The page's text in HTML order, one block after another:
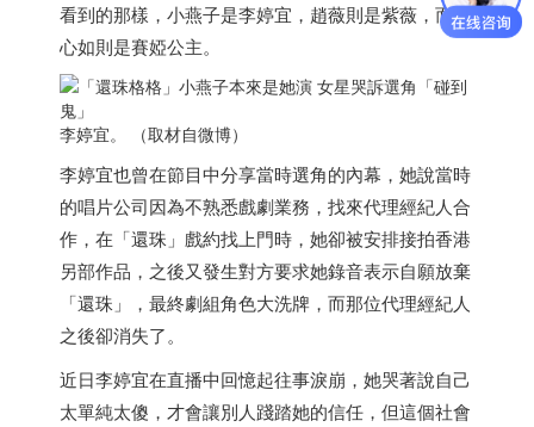
看到的那樣，小燕子是李婷宜，趙薇則是紫薇，而林
心如則是賽婭公主。
李婷宜。 （取材自微博）
李婷宜也曾在節目中分享當時選角的內幕，她說當時
的唱片公司因為不熟悉戲劇業務，找來代理經紀人合
作，在「還珠」戲約找上門時，她卻被安排接拍香港
另部作品，之後又發生對方要求她錄音表示自願放棄
「還珠」，最終劇組角色大洗牌，而那位代理經紀人
之後卻消失了。
近日李婷宜在直播中回憶起往事淚崩，她哭著說自己
太單純太傻，才會讓別人踐踏她的信任，但這個社會